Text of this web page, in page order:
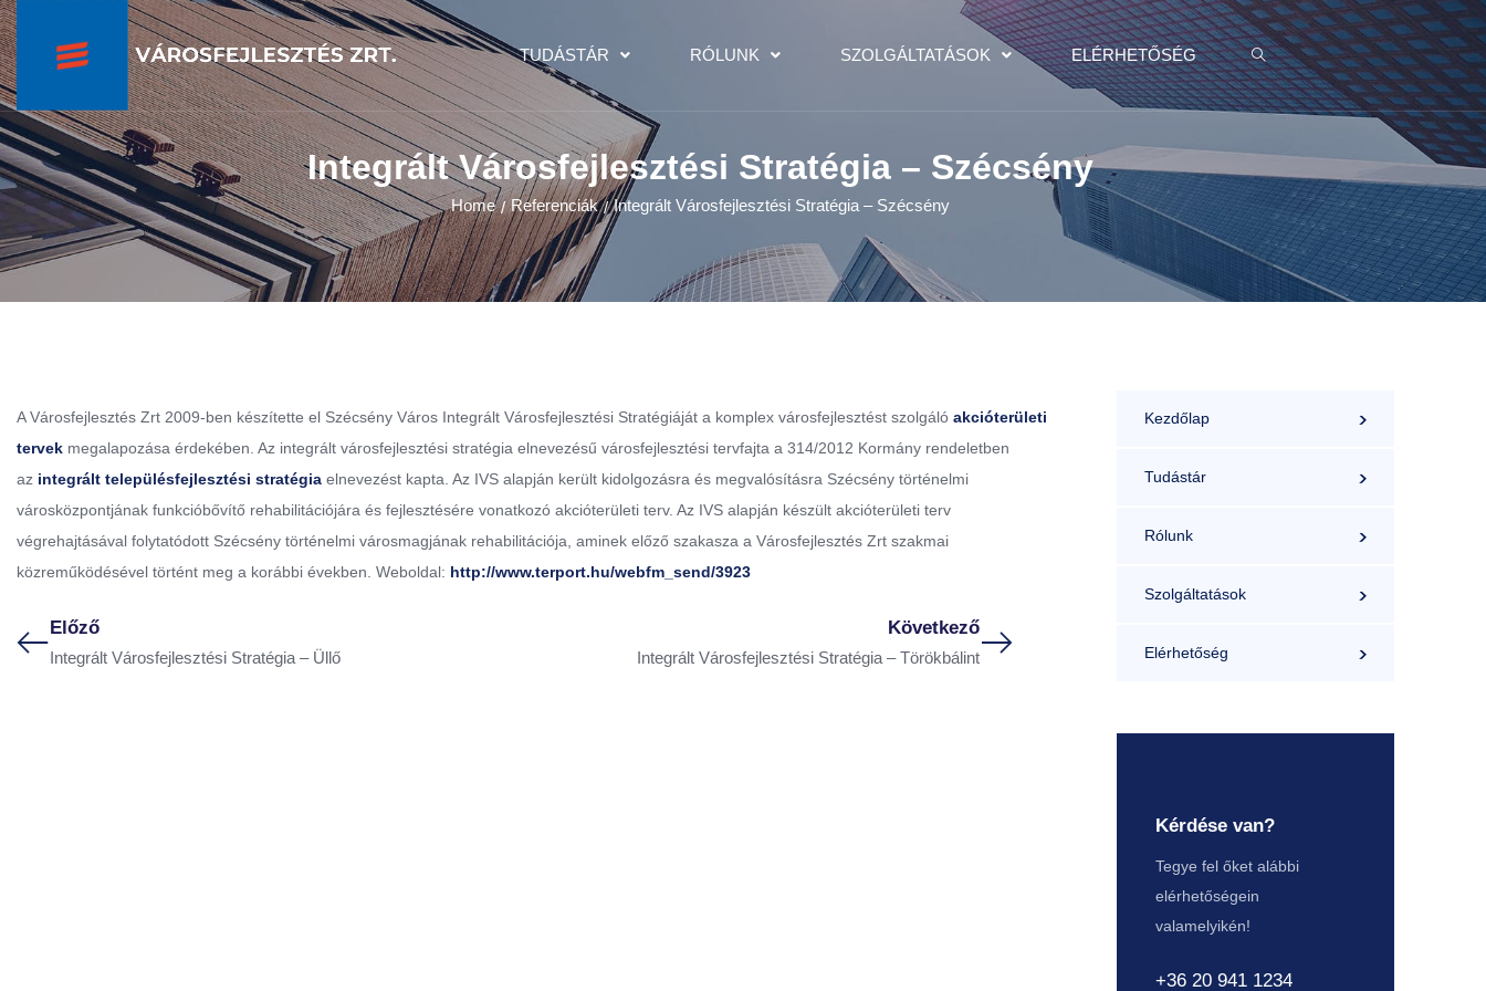
TUDÁSTÁR RÓLUNK SZOLGÁLTATÁSOK ELÉRHETŐSÉG
Integrált Városfejlesztési Stratégia – Szécsény
Home / Referenciák / Integrált Városfejlesztési Stratégia – Szécsény
A Városfejlesztés Zrt 2009-ben készítette el Szécsény Város Integrált Városfejlesztési Stratégiáját a komplex városfejlesztést szolgáló akcióterületi
tervek megalapozása érdekében. Az integrált városfejlesztési stratégia elnevezésű városfejlesztési tervfajta a 314/2012 Kormány rendeletben
az integrált településfejlesztési stratégia elnevezést kapta. Az IVS alapján került kidolgozásra és megvalósításra Szécsény történelmi
városközpontjának funkcióbővítő rehabilitációjára és fejlesztésére vonatkozó akcióterületi terv. Az IVS alapján készült akcióterületi terv
végrehajtásával folytatódott Szécsény történelmi városmagjának rehabilitációja, aminek előző szakasza a Városfejlesztés Zrt szakmai
közreműködésével történt meg a korábbi években. Weboldal: http://www.terport.hu/webfm_send/3923
Előző
Integrált Városfejlesztési Stratégia – Üllő
Következő
Integrált Városfejlesztési Stratégia – Törökbálint
Kezdőlap
Tudástár
Rólunk
Szolgáltatások
Elérhetőség
Kérdése van?
Tegye fel őket alábbi
elérhetőségein
valamelyikén!
+36 20 941 1234